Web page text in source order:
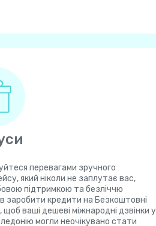
перевагами зручного
який ніколи не заплутає вас,
підтримкою та безліччю
заробити кредити на Безкоштовні
щоб ваші дешеві міжнародні дзвінки у
могли неочікувано стати